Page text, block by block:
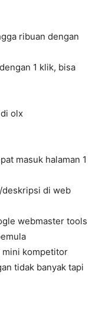
ribuan dengan
1 klik, bisa
olx
masuk halaman 1
deskripsi di web
webmaster tools
mini kompetitor
tidak banyak tapi